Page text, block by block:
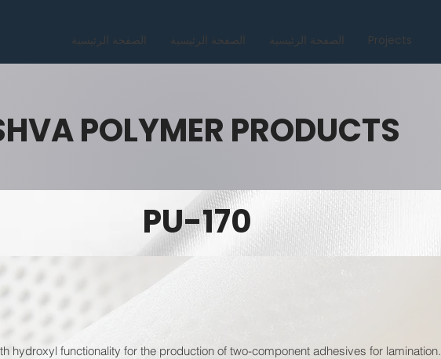
الصفحة الرئيسية الصفحة الرئيسية الصفحة الرئيسية Projects
POLYMER PRODUCTS
PU-170
hydroxyl functionality for the production of two-component adhesives for lamination.